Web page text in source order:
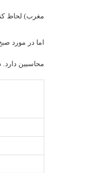
مغرب) لحاظ
اما در مورد
محاسبین دارد.